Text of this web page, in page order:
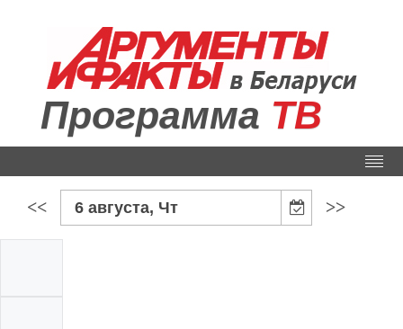
Программа ТВ
<< 6 августа, Чт >>